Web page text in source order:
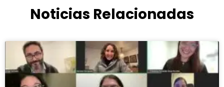
Noticias Relacionadas